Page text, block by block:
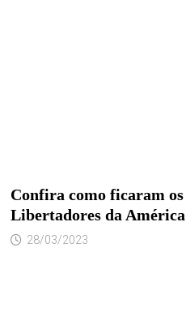
Confira como ficaram
Libertadores da América
28/03/2023